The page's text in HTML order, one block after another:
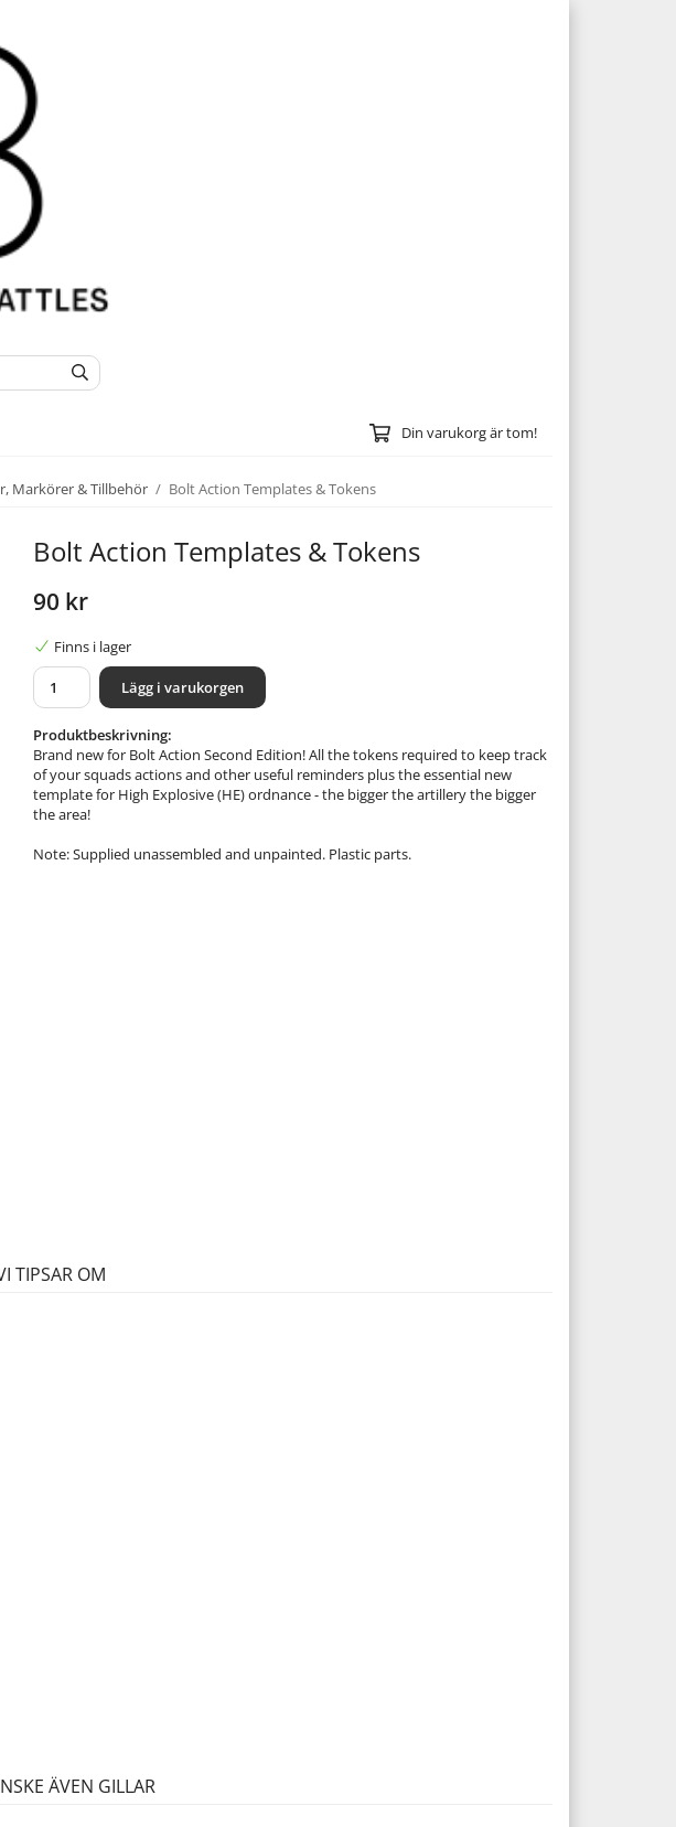
Din varukorg är tom!
Markörer & Tillbehör / Bolt Action Templates & Tokens
Bolt Action Templates & Tokens
90 kr
Finns i lager
Lägg i varukorgen
Produktbeskrivning:
Brand new for Bolt Action Second Edition! All the tokens required to keep track
of your squads actions and other useful reminders plus the essential new
template for High Explosive (HE) ordnance - the bigger the artillery the bigger
the area!
Note: Supplied unassembled and unpainted. Plastic parts.
TIPSAR OM
ÄVEN GILLAR